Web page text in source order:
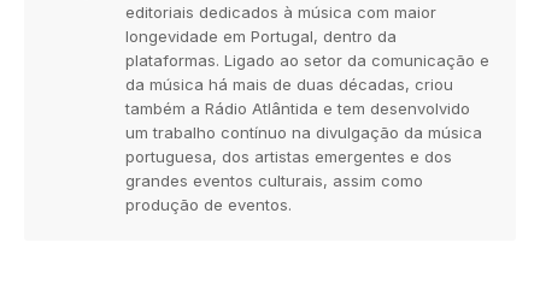
editoriais dedicados à música com maior
longevidade em Portugal, dentro da
plataformas. Ligado ao setor da comunicação e
da música há mais de duas décadas, criou
também a Rádio Atlântida e tem desenvolvido
um trabalho contínuo na divulgação da música
portuguesa, dos artistas emergentes e dos
grandes eventos culturais, assim como
produção de eventos.